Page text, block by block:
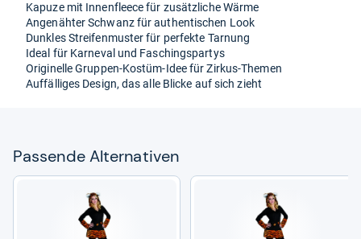
Kapuze mit Innen­fleece für zusätz­li­che Wärme
Ange­näh­ter Schwanz für authen­ti­schen Look
Dunkles Strei­fen­mus­ter für per­fekte Tar­nung
Ideal für Kar­ne­val und Faschingspar­tys
Ori­gi­nelle Grup­pen-​Kostüm-​Idee für Zir­kus-​The­men
Auf­fäl­li­ges Design, das alle Bli­cke auf sich zieht
Pas­sende Alter­na­ti­ven